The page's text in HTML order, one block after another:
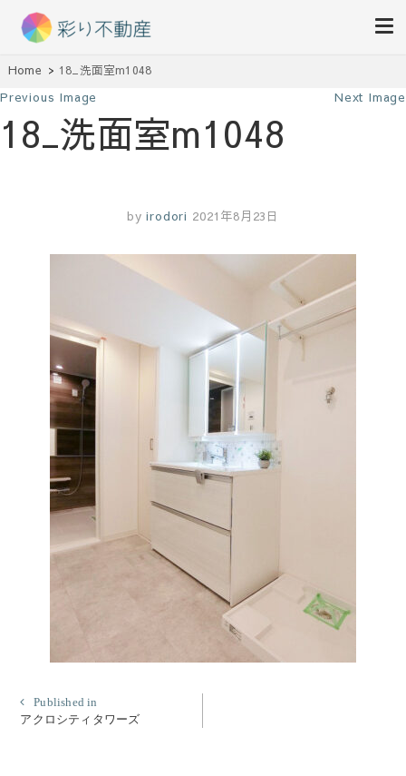
彩り不動産
Home 18_洗面室m1048
Previous Image Next Image
18_洗面室m1048
by irodori 2021年8月23日
投
稿
Published in
アクロシティタワーズ